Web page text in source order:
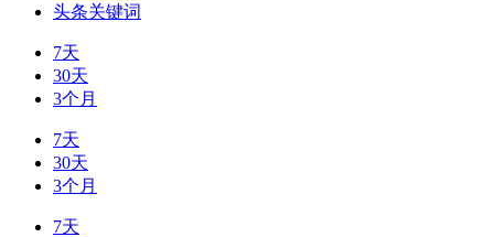
头条关键词
7天
30天
3个月
7天
30天
3个月
7天